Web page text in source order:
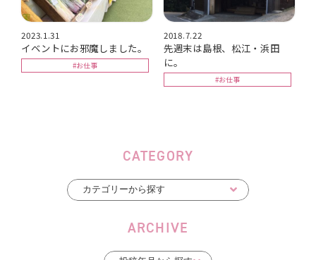
2023.1.31
イベントにお邪魔しました。
#お仕事
2018.7.22
先週末は島根、松江・浜田
に。
#お仕事
CATEGORY
ARCHIVE